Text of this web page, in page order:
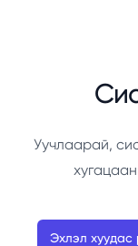
Уучлаарай,
Эхлэл хуудас